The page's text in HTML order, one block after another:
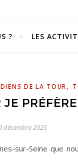
? LES
DE LA TOUR,
décembre 2025
sur-Seine que